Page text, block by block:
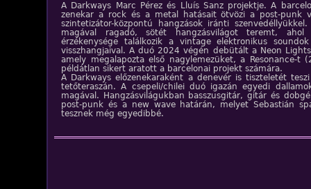
A Darkways Marc Pérez és Lluís Sanz projektje. A
zenekar a rock és a metal hatásait ötvözi a post-punk
szintetizátor-központú hangzások iránti
magával ragadó, sötét hangzásvilágot teremt, ahol
érzékenysége találkozik a vintage elektronikus
visszhangjaival. A duó 2024 végén debütált a Neon
amely megalapozta első nagylemezüket, a Resonance-t
példátlan sikert aratott a barcelonai projekt számára.
A Darkways előzenekaraként a denevér is tiszteletét
tetőteraszán. A csepeli/chilei duó igazán egyedi
magával. Hangzásvilágukban basszusgitár, gitár és
post-punk és a new wave határán, melyet Sebastián
tesznek még egyedibbé.